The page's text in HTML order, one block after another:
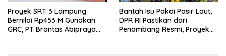
Proyek SRT 3 Lampung
Bernilai Rp453 M Gunakan
GRC, PT Brantas Abipraya
Bantah Isu Pakai Pasir Laut,
DPR RI Pastikan dari
Penambang Resmi, Proyek